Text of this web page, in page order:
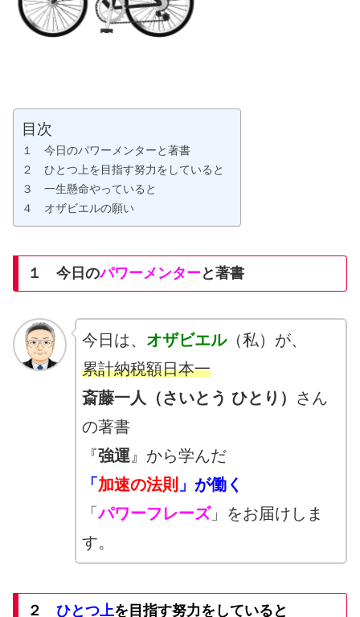
目次
１ 今日のパワーメンターと著書
２ ひとつ上を目指す努力をしていると
３ 一生懸命やっていると
４ オザビエルの願い
１ 今日のパワーメンターと著書
今日は、 オザビエル（私）が、
累計納税額日本一
斎藤一人（さいとう ひとり）
さん
の著書
『強運 』から学んだ
「加速の法則 」が働く
「パワーフレーズ」をお届けしま
す。
２ ひとつ上を目指す努力をしていると